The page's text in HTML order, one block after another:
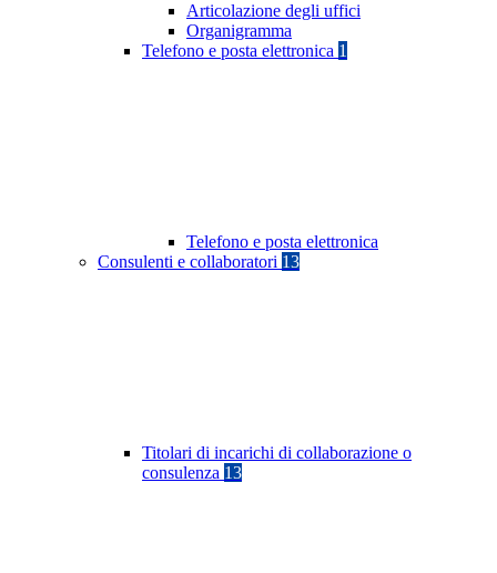
Articolazione degli uffici
Organigramma
Telefono e posta elettronica 1
Telefono e posta elettronica
Consulenti e collaboratori 13
Titolari di incarichi di collaborazione o
consulenza 13